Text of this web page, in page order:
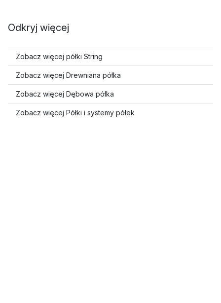
Odkryj więcej
Zobacz więcej półki String
Zobacz więcej Drewniana półka
Zobacz więcej Dębowa półka
Zobacz więcej Półki i systemy półek